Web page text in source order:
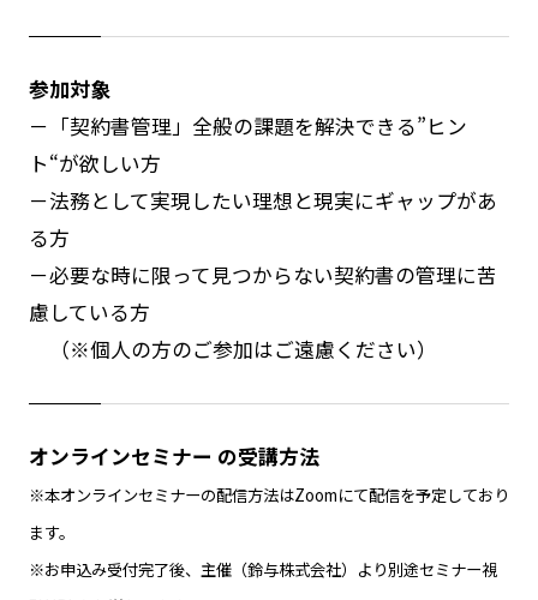
参加対象
－「契約書管理」全般の課題を解決できる”ヒン
ト“が欲しい方
－法務として実現したい理想と現実にギャップがあ
る方
－必要な時に限って見つからない契約書の管理に苦
慮している方
（※個人の方のご参加はご遠慮ください）
オンラインセミナー の受講方法
※本オンラインセミナーの配信方法はZoomにて配信を予定しており
ます。
※お申込み受付完了後、主催（鈴与株式会社）より別途セミナー視